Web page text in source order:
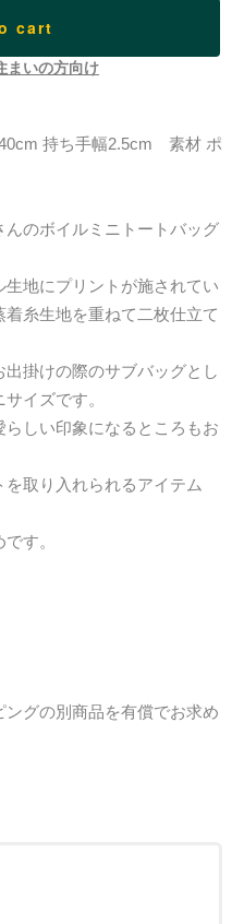
cart
まいの方向け
持ち手幅2.5cm 素材 ポ
のボイルミニトートバッグ
地にプリントが施されてい
糸生地を重ねて二枚仕立て
掛けの際のサブバッグとし
イズです。
しい印象になるところもお
取り入れられるアイテム
す。
グの別商品を有償でお求め